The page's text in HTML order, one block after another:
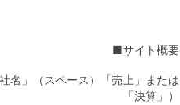
■サイト概要
名」（スペース）「売上」または
「決算」）